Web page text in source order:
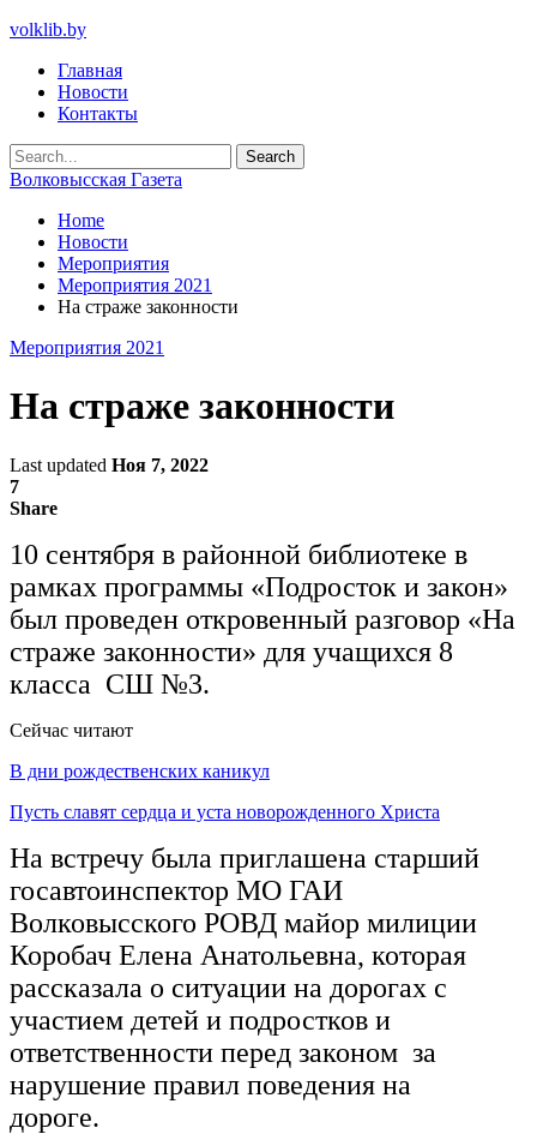
volklib.by
Главная
Новости
Контакты
Волковысская Газета
Home
Новости
Мероприятия
Мероприятия 2021
На страже законности
Мероприятия 2021
На страже законности
Last updated Ноя 7, 2022
7
Share
10 сентября в районной библиотеке в
рамках программы «Подросток и закон»
был проведен откровенный разговор «На
страже законности» для учащихся 8
класса СШ №3.
Сейчас читают
В дни рождественских каникул
Пусть славят сердца и уста новорожденного Христа
На встречу была приглашена старший
госавтоинспектор МО ГАИ
Волковысского РОВД майор милиции
Коробач Елена Анатольевна, которая
рассказала о ситуации на дорогах с
участием детей и подростков и
ответственности перед законом за
нарушение правил поведения на
дороге.